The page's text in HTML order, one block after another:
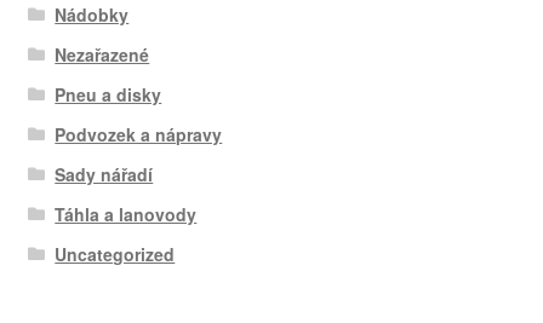
Nádobky
Nezařazené
Pneu a disky
Podvozek a nápravy
Sady nářadí
Táhla a lanovody
Uncategorized